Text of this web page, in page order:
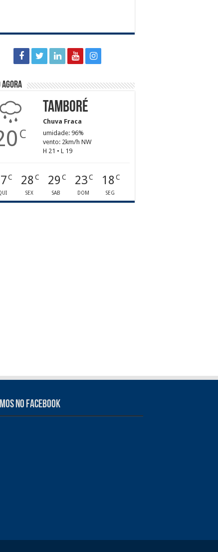
agora
C
Tamboré
Chuva Fraca
umidade: 96%
vento: 2km/h NW
H 21 • L 19
C 28 C
SEX
29 C
SAB
23 C
DOM
18 C
SEG
no Facebook